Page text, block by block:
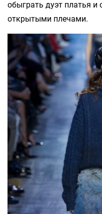
обыграть дуэт платья и
открытыми плечами.